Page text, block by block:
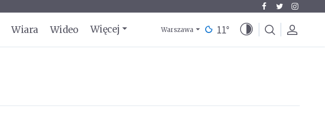
Wiara Wideo Więcej Warszawa 11°